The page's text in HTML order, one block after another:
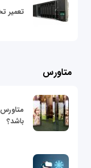
تعمیر
متاورس
باشد؟